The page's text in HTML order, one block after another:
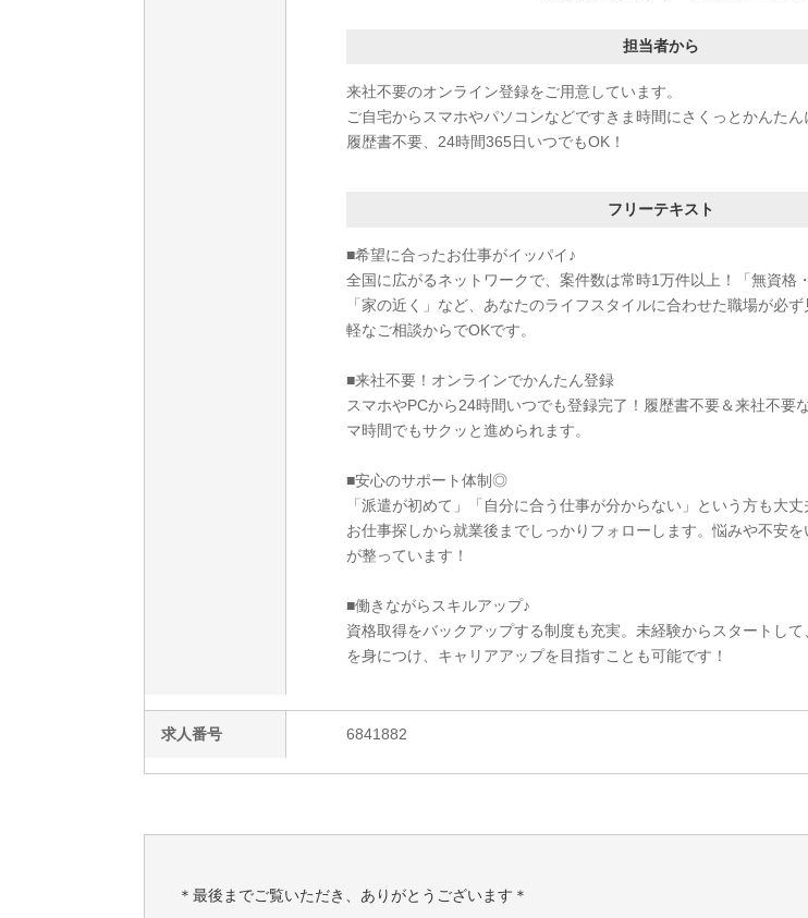
担当者から
来社不要のオンライン登録をご用意しています。
ご自宅からスマホやパソコンなどですきま時間にさくっとかんたん
履歴書不要、24時間365日いつでもOK！
フリーテキスト
■希望に合ったお仕事がイッパイ♪
全国に広がるネットワークで、案件数は常時1万件以上！「無資格
「家の近く」など、あなたのライフスタイルに合わせた職場が必
軽なご相談からでOKです。
■来社不要！オンラインでかんたん登録
スマホやPCから24時間いつでも登録完了！履歴書不要＆来社不要
マ時間でもサクッと進められます。
■安心のサポート体制◎
「派遣が初めて」「自分に合う仕事が分からない」という方も大
お仕事探しから就業後までしっかりフォローします。悩みや不安
が整っています！
■働きながらスキルアップ♪
資格取得をバックアップする制度も充実。未経験からスタートし
を身につけ、キャリアアップを目指すことも可能です！
求人番号 6841882
＊最後までご覧いただき、ありがとうございます＊